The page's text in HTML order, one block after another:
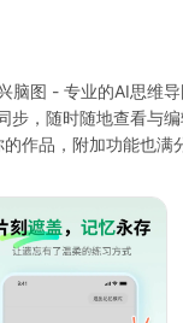
脑图 - 专业的AI思维
，随时随地查看与
作品，附加功能也满